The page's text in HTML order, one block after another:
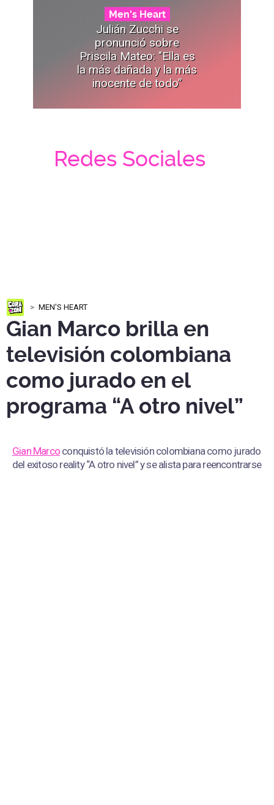
Men's Heart
Julián Zucchi se
pronunció sobre
Priscila Mateo: "Ella es
la más dañada y la más
inocente de todo”
Redes Sociales
MEN'S HEART
Gian Marco brilla en
televisión colombiana
como jurado en el
programa “A otro nivel”
Gian Marco conquistó la televisión colombiana como jurado
del exitoso reality “A otro nivel” y se alista para reencontrarse